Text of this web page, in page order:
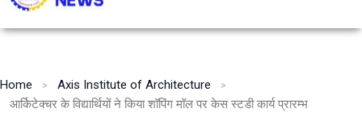
Home
Axis Institute of Architecture
आर्किटेक्चर के विद्यार्थियों ने किया शॉपिंग मॉल पर केस स्टडी कार्य प्रारम्भ